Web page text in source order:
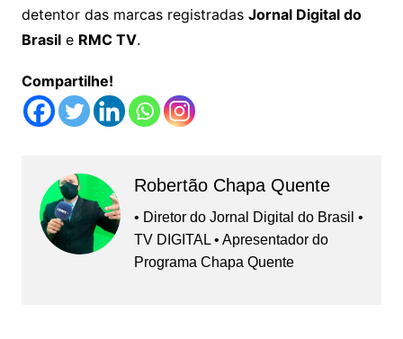
detentor das marcas registradas Jornal Digital do
Brasile RMC TV.
Compartilhe!
Robertão Chapa Quente
• Diretor do Jornal Digital do Brasil •
TV DIGITAL • Apresentador do
Programa Chapa Quente